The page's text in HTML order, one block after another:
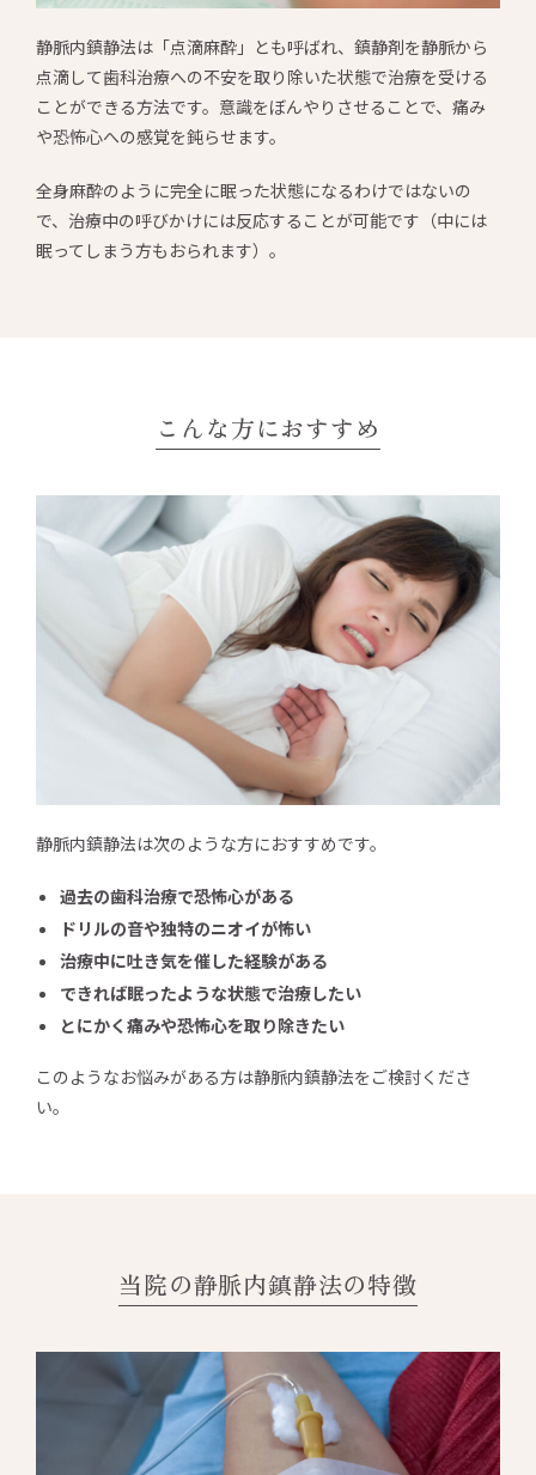
静脈内鎮静法は「点滴麻酔」とも呼ばれ、鎮静剤を静脈から
点滴して歯科治療への不安を取り除いた状態で治療を受ける
ことができる方法です。意識をぼんやりさせることで、痛み
や恐怖心への感覚を鈍らせます。
全身麻酔のように完全に眠った状態になるわけではないの
で、治療中の呼びかけには反応することが可能です（中には
眠ってしまう方もおられます）。
こんな方におすすめ
静脈内鎮静法は次のような方におすすめです。
過去の歯科治療で恐怖心がある
ドリルの音や独特のニオイが怖い
治療中に吐き気を催した経験がある
できれば眠ったような状態で治療したい
とにかく痛みや恐怖心を取り除きたい
このようなお悩みがある方は静脈内鎮静法をご検討くださ
い。
当院の静脈内鎮静法の特徴